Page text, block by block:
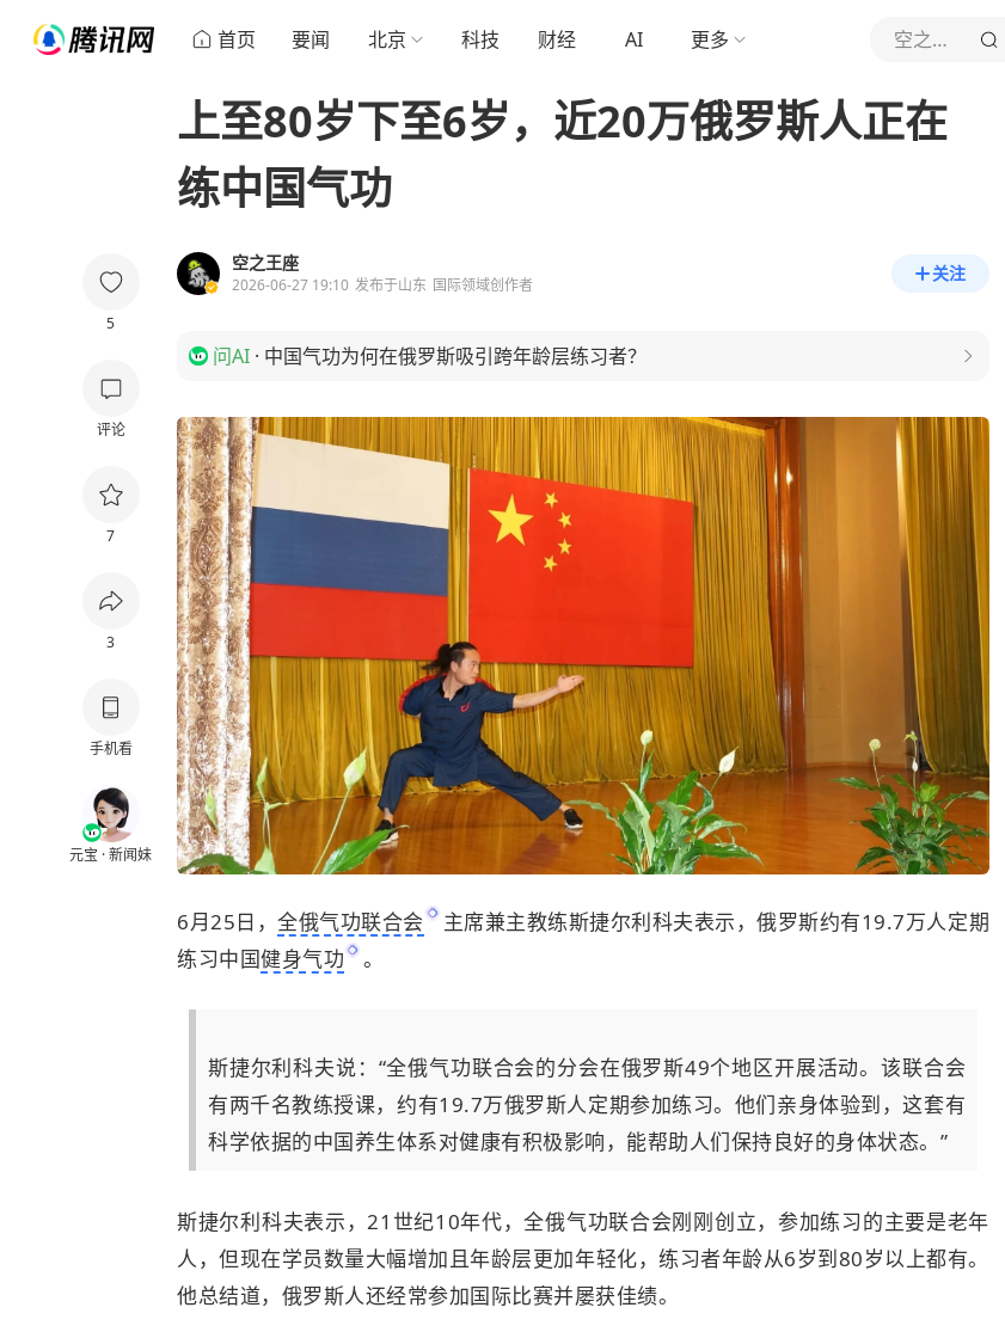
首页 要闻 北京 科技 财经 AI 更多 空之王座
5
评论
7
3
手机看
元宝 · 新闻妹
上至80岁下至6岁，近20万俄罗斯人正在
练中国气功
空之王座
2026-06-27 19:10 发布于山东 国际领域创作者
关注
问AI · 中国气功为何在俄罗斯吸引跨年龄层练习者？
6月25日，全俄气功联合会
主席兼主教练斯捷尔利科夫表示，俄罗斯约有19.7万人定期
练习中国健身气功 。
斯捷尔利科夫说：“全俄气功联合会的分会在俄罗斯49个地区开展活动。该联合会
有两千名教练授课，约有19.7万俄罗斯人定期参加练习。他们亲身体验到，这套有
科学依据的中国养生体系对健康有积极影响，能帮助人们保持良好的身体状态。”
斯捷尔利科夫表示，21世纪10年代，全俄气功联合会刚刚创立，参加练习的主要是老年
人，但现在学员数量大幅增加且年龄层更加年轻化，练习者年龄从6岁到80岁以上都有。
他总结道，俄罗斯人还经常参加国际比赛并屡获佳绩。